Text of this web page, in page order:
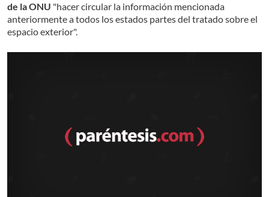
de la ONU "hacer circular la información mencionada
anteriormente a todos los estados partes del tratado sobre el
espacio exterior".